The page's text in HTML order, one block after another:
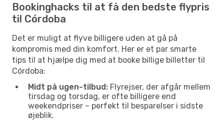
Bookinghacks til at få den bedste flypris
til Córdoba
Det er muligt at flyve billigere uden at gå på
kompromis med din komfort. Her er et par smarte
tips til at hjælpe dig med at booke billige billetter til
Córdoba:
Midt på ugen-tilbud: Flyrejser, der afgår mellem
tirsdag og torsdag, er ofte billigere end
weekendpriser – perfekt til besparelser i sidste
øjeblik.